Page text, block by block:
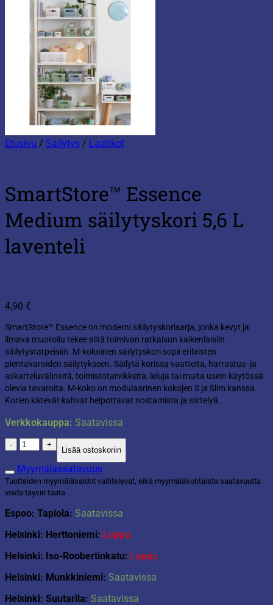
Etusivu / Säilytys / Laatikot
SmartStore™ Essence
Medium säilytyskori 5,6 L
laventeli
4,90 €
SmartStore™ Essence on moderni säilytyskorisarja, jonka kevyt ja
ilmava muotoilu tekee siitä toimivan ratkaisun kaikenlaisiin
säilytystarpeisiin. M-kokoinen säilytyskori sopii erilaisten
pientavaroiden säilytykseen. Säilytä korissa vaatteita, harrastus- ja
askarteluvälineitä, toimistotarvikkeita, leluja tai muita usein käytössä
olevia tavaroita. M-koko on modulaarinen kokojen S ja Slim kanssa.
Korien kätevät kahvat helpottavat nostamista ja siirtelyä.
Verkkokauppa: Saatavissa
SmartStore™
Essence
Medium
säilytyskori
5,6
laventeli
Lisää ostoskoriin
Myymäläsaatavuus
Tuotteiden myymäläsaldot vaihtelevat, eikä myymäläkohtaista saatavuutta
voida täysin taata.
Espoo: Tapiola: Saatavissa
Helsinki: Herttoniemi: Loppu
Helsinki: Iso-Roobertinkatu: Loppu
Helsinki: Munkkiniemi: Saatavissa
Helsinki: Suutarila: Saatavissa